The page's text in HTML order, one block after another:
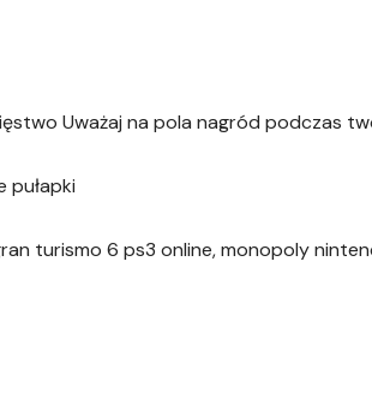
Uważaj na pola nagród podczas
pułapki
turismo 6 ps3 online, monopoly